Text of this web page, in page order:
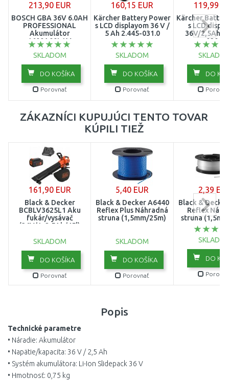
213,90 EUR
BOSCH GBA 36V 6.0AH
PROFESSIONAL
Akumulátor
1600A00L1M
SKLADOM
DO KOŠÍKA
Porovnať
160,15 EUR
Kärcher Battery Power
s LCD displayom 36 V /
5 Ah 2.445-031.0
SKLADOM
DO KOŠÍKA
Porovnať
119,99
Kärcher
s LCD
36V/2,5Ah,
030.0
DO
ZÁKAZNÍCI KUPUJÚCI TENTO TOVAR
KÚPILI TIEŽ
161,90 EUR
Black & Decker
BCBLV3625L1 Aku
fukár/vysávač
(36V/1x2,5Ah/45l)
SKLADOM
DO KOŠÍKA
Porovnať
5,40 EUR
Black & Decker A6440
Reflex Plus Náhradná
struna (1,5mm/25m)
SKLADOM
DO KOŠÍKA
Porovnať
2,39
Black &
Reflex
struna
DO
Popis
Technické parametre
• Náradie: Akumulátor
• Napätie/kapacita: 36 V / 2,5 Ah
• Systém akumulátora: Li-Ion Slidepack 36 V
• Hmotnosť: 0,75 kg